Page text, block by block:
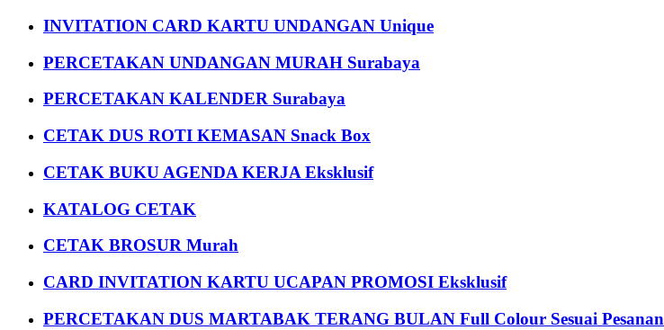
INVITATION CARD KARTU UNDANGAN Unique
PERCETAKAN UNDANGAN MURAH Surabaya
PERCETAKAN KALENDER Surabaya
CETAK DUS ROTI KEMASAN Snack Box
CETAK BUKU AGENDA KERJA Eksklusif
KATALOG CETAK
CETAK BROSUR Murah
CARD INVITATION KARTU UCAPAN PROMOSI Eksklusif
PERCETAKAN DUS MARTABAK TERANG BULAN Full Colour Sesuai Pesanan